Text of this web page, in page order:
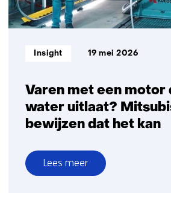
Varen met een motor
water uitlaat?
bewijzen dat het kan
Informatietype:
Insight 19 mei 2026
Lees meer
over